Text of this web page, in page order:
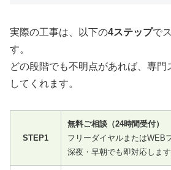
実際の工事は、以下の4ステップで
す。
どの段階でも不明点があれば、専門
してくれます。
STEP1
無料ご相談（24時間受付）
フリーダイヤルまたはWEB
深夜・早朝でも即対応します